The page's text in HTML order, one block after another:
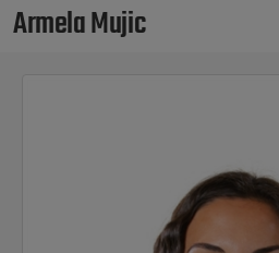
Armela Mujic